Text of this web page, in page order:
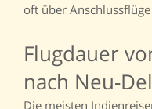
oft über
Flugdauer
nach Neu-
Die meisten